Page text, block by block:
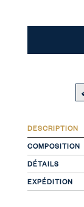
DESCRIPTION
COMPOSITION
DÉTAILS
EXPÉDITION